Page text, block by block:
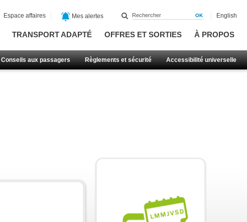
TRANSPORT ADAPTÉ OFFRES ET SORTIES À PROPOS
Conseils aux passagers Règlements et sécurité Accessibilité universelle
Espace affaires Mes alertes English